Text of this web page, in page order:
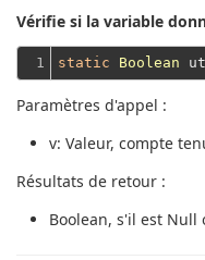
Vérifie si la variable
1 static Boolean
Paramètres d'appel :
v: Valeur, compte
Résultats de retour :
Boolean, s'il est Null